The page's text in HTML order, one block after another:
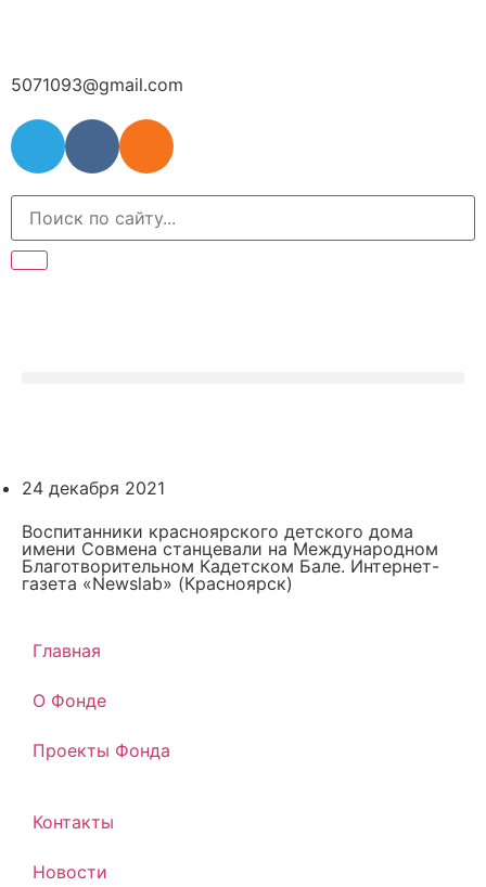
5071093@gmail.com
24 декабря 2021
Воспитанники красноярского детского дома
имени Совмена станцевали на Международном
Благотворительном Кадетском Бале. Интернет-
газета «Newslab» (Красноярск)
Главная
О Фонде
Проекты Фонда
Контакты
Новости